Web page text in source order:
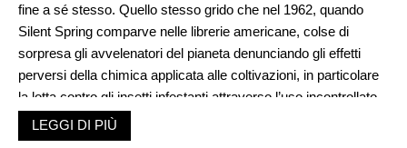
fine a sé stesso. Quello stesso grido che nel 1962, quando
Silent Spring comparve nelle librerie americane, colse di
sorpresa gli avvelenatori del pianeta denunciando gli effetti
perversi della chimica applicata alle coltivazioni, in particolare
la lotta contro gli insetti infestanti attraverso l’uso incontrollato
del DDT.
Aggredita da un tumore, Rachel Carson morì non ancora
LEGGI DI PIÙ